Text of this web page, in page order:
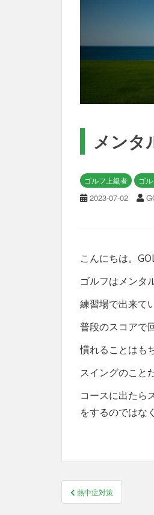
メンタ
ゴルフ上級者 ゴ
2023-07-02
こんにちは。
ゴルフはメンタ
練習場で出来て
普段のスコアで
慣れることはも
スイングのこと
コースに出たら
をするのではな
投
ナ
熱中症対策